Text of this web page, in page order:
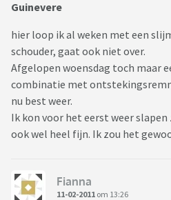
Guinevere
hier loop ik al weken met een
schouder, gaat ook niet over.
Afgelopen woensdag toch maar
combinatie met
nu best weer.
Ik kon voor het eerst weer
ook wel heel fijn. Ik zou het
Fianna
11-02-2011 om 13:26